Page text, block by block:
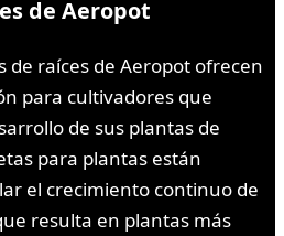
de Aeropot
de raíces de Aeropot ofrecen
para cultivadores que
de sus plantas de
para plantas están
el crecimiento continuo de
resulta en plantas más